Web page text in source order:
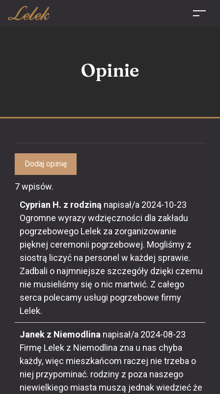
Opinie
7 wpisów.
Cyprian H. z rodziną napisał/a 2024-10-23
Ogromne wyrazy wdzięczności dla zakładu
pogrzebowego Lelek za zorganizowanie
pięknej ceremonii pogrzebowej. Mogliśmy z
siostrą liczyć na personel w każdej sprawie.
Zadbali o najmniejsze szczegóły dzięki czemu
nie musieliśmy się o nic martwić. Z całego
serca polecamy usługi pogrzebowe firmy
Lelek.
Janek z Niemodlina napisał/a 2024-08-23
Firmę Lelek z Niemodlina zna u nas chyba
każdy, więc mieszkańcom raczej nie trzeba o
niej przypominać. rodziny z poza naszego
niewielkiego miasta muszą jednak wiedzieć że